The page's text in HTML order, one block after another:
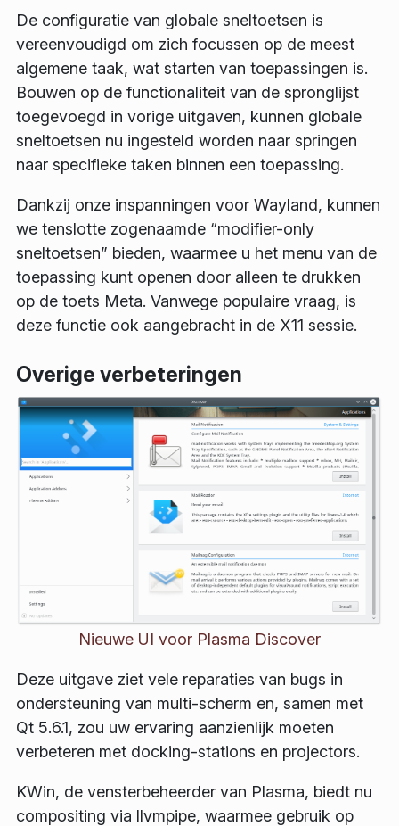
De configuratie van globale sneltoetsen is
vereenvoudigd om zich focussen op de meest
algemene taak, wat starten van toepassingen is.
Bouwen op de functionaliteit van de spronglijst
toegevoegd in vorige uitgaven, kunnen globale
sneltoetsen nu ingesteld worden naar springen
naar specifieke taken binnen een toepassing.
Dankzij onze inspanningen voor Wayland, kunnen
we tenslotte zogenaamde “modifier-only
sneltoetsen” bieden, waarmee u het menu van de
toepassing kunt openen door alleen te drukken
op de toets Meta. Vanwege populaire vraag, is
deze functie ook aangebracht in de X11 sessie.
Overige verbeteringen
Nieuwe UI voor Plasma Discover
Deze uitgave ziet vele reparaties van bugs in
ondersteuning van multi-scherm en, samen met
Qt 5.6.1, zou uw ervaring aanzienlijk moeten
verbeteren met docking-stations en projectors.
KWin, de vensterbeheerder van Plasma, biedt nu
compositing via llvmpipe, waarmee gebruik op